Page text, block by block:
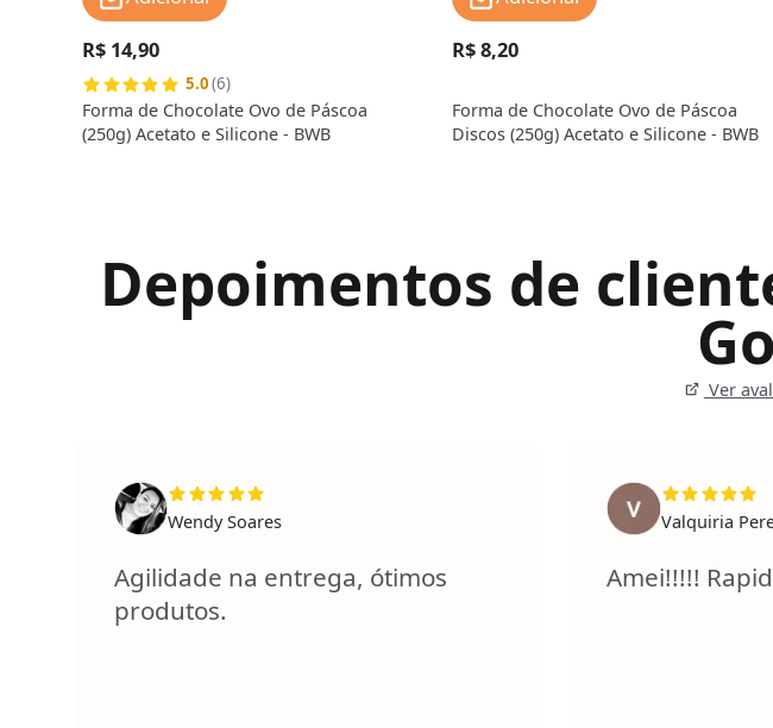
R$ 14,90
5.0(6)
Forma de Chocolate Ovo de Páscoa
(250g) Acetato e Silicone - BWB
R$ 8,20
Forma de Chocolate Ovo de Páscoa
Discos (250g) Acetato e Silicone - BWB
Depoimentos de
Ver
Wendy Soares
Agilidade na entrega, ótimos
produtos.
Valquiria
Amei!!!!!